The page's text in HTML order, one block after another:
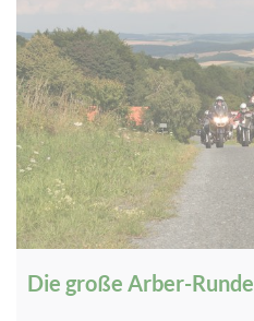
Die große Arber-Runde